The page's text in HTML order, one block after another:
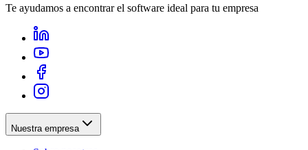
Te ayudamos a encontrar el software ideal para tu empresa
Nuestra empresa